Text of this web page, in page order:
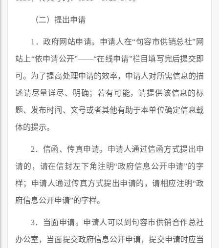
（二）提出申请
1．政府网站申请。申请人在“句容市供销总社”网
站上“依申请公开”——“在线申请”栏目填写完后提交即
可。为了提高处理申请的效率，申请人对所需信息的描
述请尽量详尽、明确；若有可能，请提供该信息的标
题、发布时间、文号或者其他有助于本单位确定信息载
体的提示。
2．信函、传真申请。申请人通过信函方式提出申
请的，请在信封左下角注明“政府信息公开申请”的字
样；申请人通过传真方式提出申请的，请相应注明“政
府信息公开申请”的字样。
3．当面申请。申请人可以到句容市供销合作总社
办公室，当面提交政府信息公开申请，提交申请时应当